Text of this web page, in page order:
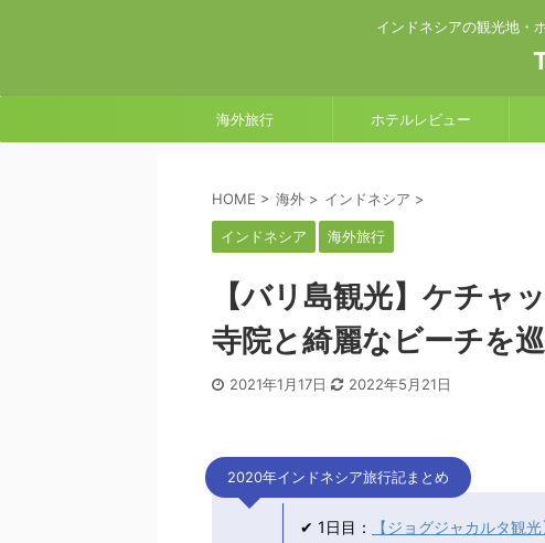
インドネシアの観光地・
海外旅行 ホテルレビュー
HOME > 海外 > インドネシア >
インドネシア 海外旅行
【バリ島観光】ケチャ
寺院と綺麗なビーチを
2021年1月17日 2022年5月21日
2020年インドネシア旅行記まとめ
✔ 1日目：
【ジョグジャカルタ観